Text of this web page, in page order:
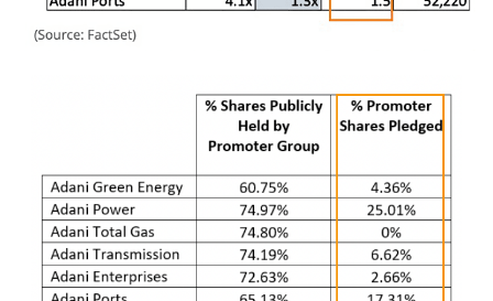
– Các doanh nghiệp nhóm ngành hạ tầng “infrastructure” thông
là những ngành rất buồn ngủ, tăng trưởng chậm, vì vậy chỉ xứng
hợp với những công ty công nghệ tăng trưởng cao của Hoa Kỳ: